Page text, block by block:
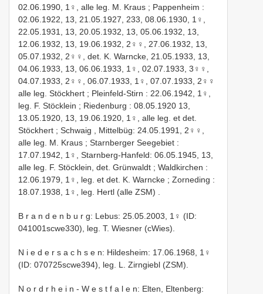
02.06.1990, 1♀, alle leg. M. Kraus ; Pappenheim :
02.06.1922, 13, 21.05.1927, 233, 08.06.1930, 1♀,
22.05.1931, 13, 20.05.1932, 13, 05.06.1932, 13,
12.06.1932, 13, 19.06.1932, 2♀♀, 27.06.1932, 13,
05.07.1932, 2♀♀, det. K. Warncke, 21.05.1933, 13,
04.06.1933, 13, 06.06.1933, 1♀, 02.07.1933, 3♀♀,
04.07.1933, 2♀♀, 06.07.1933, 1♀, 07.07.1933, 2♀♀
alle leg. Stöckhert ; Pleinfeld-Stirn : 22.06.1942, 1♀,
leg. F. Stöcklein ; Riedenburg : 08.05.1920 13,
13.05.1920, 13, 19.06.1920, 1♀, alle leg. et det.
Stöckhert ; Schwaig , Mittelbüg: 24.05.1991, 2♀♀,
alle leg. M. Kraus ; Starnberger Seegebiet :
17.07.1942, 1♀, Starnberg-Hanfeld: 06.05.1945, 13,
alle leg. F. Stöcklein, det. Grünwaldt ; Waldkirchen :
12.06.1979, 1♀, leg. et det. K. Warncke ; Zorneding :
18.07.1938, 1♀, leg. Hertl (alle ZSM)
B r a n d e n b u r g: Lebus: 25.05.2003, 1♀ (ID:
041001scwe330), leg. T. Wiesner (cWies).
N i e d e r s a c h s e n: Hildesheim: 17.06.1968, 1♀
(ID: 070725scwe394), leg. L. Zirngiebl (ZSM).
N o r d r h e i n - W e s t f a l e n: Elten, Eltenberg: